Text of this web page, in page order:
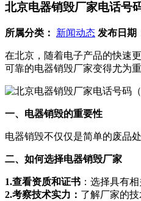
北京电器销毁厂家电话号
所属分类： 新闻动态 发布日期
在北京，随着电子产品的快速
可靠的电器销毁厂家变得尤为
一、电器销毁的重要性
电器销毁不仅仅是简单的废品
二、如何选择电器销毁厂家
1.查看资质和证书 ：选择具有
2.考察技术实力： 了解厂家的